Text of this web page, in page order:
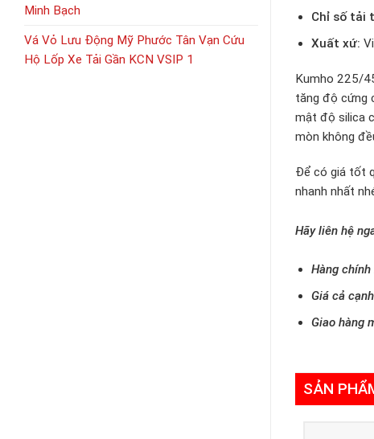
Minh Bạch
Vá Vỏ Lưu Động Mỹ Phước Tân Vạn Cứu
Hộ Lốp Xe Tải Gần KCN VSIP 1
Chỉ số tải
Xuất xứ:
Kumho 225/
tăng độ cứng
mật độ silica
mòn không
Để có giá tốt
nhanh nhất
Hãy liên hệ
Hàng chính
Giá cả
Giao hàng
SẢN